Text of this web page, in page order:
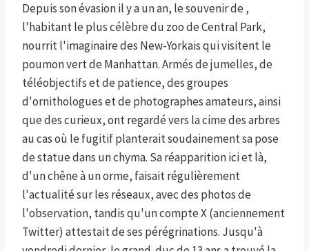
Depuis son évasion il y a un an, le souvenir de ,
l'habitant le plus célèbre du zoo de Central Park,
nourrit l'imaginaire des New-Yorkais qui visitent le
poumon vert de Manhattan. Armés de jumelles, de
téléobjectifs et de patience, des groupes
d'ornithologues et de photographes amateurs, ainsi
que des curieux, ont regardé vers la cime des arbres
au cas où le fugitif planterait soudainement sa pose
de statue dans un chyma. Sa réapparition ici et là,
d'un chêne à un orme, faisait régulièrement
l'actualité sur les réseaux, avec des photos de
l'observation, tandis qu'un compte X (anciennement
Twitter) attestait de ses pérégrinations. Jusqu'à